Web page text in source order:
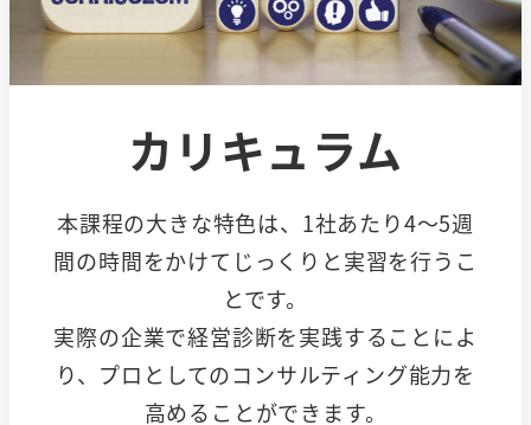
カリキュラム
本課程の大きな特色は、1社あたり4～5週
間の時間をかけてじっくりと実習を行うこ
とです。
実際の企業で経営診断を実践することによ
り、プロとしてのコンサルティング能力を
高めることができます。